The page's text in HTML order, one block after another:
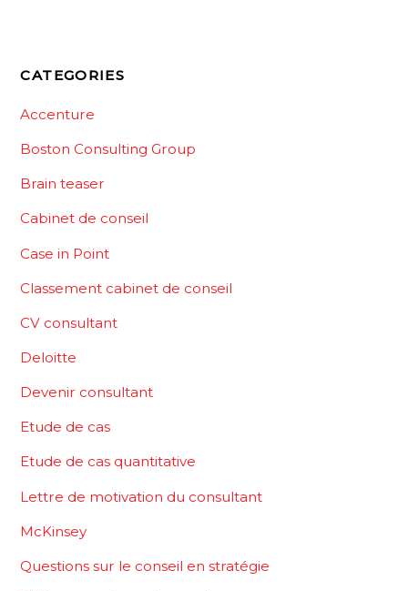
CATEGORIES
Accenture
Boston Consulting Group
Brain teaser
Cabinet de conseil
Case in Point
Classement cabinet de conseil
CV consultant
Deloitte
Devenir consultant
Etude de cas
Etude de cas quantitative
Lettre de motivation du consultant
McKinsey
Questions sur le conseil en stratégie